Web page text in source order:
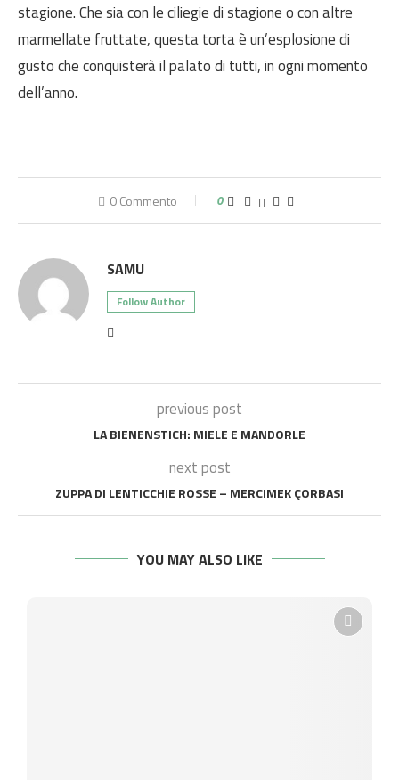
stagione. Che sia con le ciliegie di stagione o con altre
marmellate fruttate, questa torta è un’esplosione di
gusto che conquisterà il palato di tutti, in ogni momento
dell’anno.
0 Commento 0
SAMU
Follow Author
previous post
LA BIENENSTICH: MIELE E MANDORLE
next post
ZUPPA DI LENTICCHIE ROSSE – MERCIMEK ÇORBASI
YOU MAY ALSO LIKE